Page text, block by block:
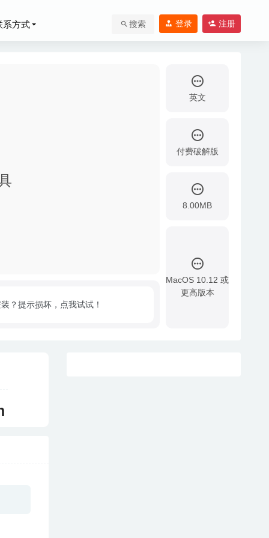
方式 搜索 登录 注册
英文
付费破解版
8.00MB
MacOS 10.12 或
更高版本
？提示损坏，点我试试！